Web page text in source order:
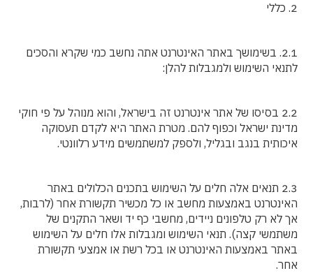
2. כללי
2.1. בשימושך באתר האינטרנט אתה נחשב כמי שקרא והסכים
לתנאי השימוש ולמגבלות להלן:
2.2 בסיסו של אתר אינטרנט זה בישראל, והוא מנוהל על פי חוקי
מדינת ישראל וכפוף להם. מטרת האתר היא לקדם תעסוקה
איכותית בנגב ובגליל, ולספק למשתמשים מידע רלוונטי.
2.3 תנאים אלה חלים על השימוש בתכנים הכלולים באתר
האינטרנט באמצעות מחשב או כל מכשיר תקשורת אחר (לרבות,
אך לא רק טלפונים ניידים, מחשבי כף יד ושאר התקנים של
משתמשי קצה). תנאי השימוש ומגבלות אלו חלים על השימוש
באתר באמצעות האינטרנט או בכל רשת או אמצעי תקשורת
אחר.